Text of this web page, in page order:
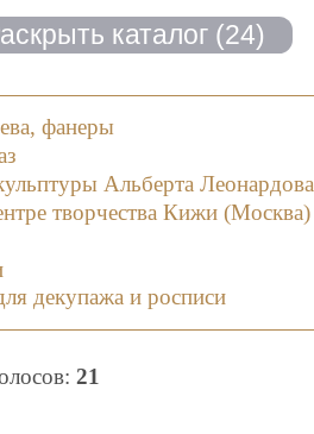
фанеры
Альберта Леонардова
творчества Кижи (Москва)
декупажа и росписи
21